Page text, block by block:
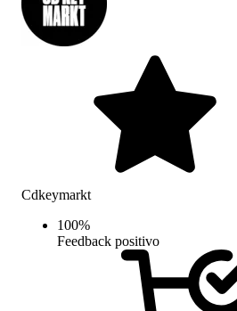
Cdkeymarkt
100%
Feedback positivo